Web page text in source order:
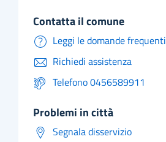
contatta il comune
Leggi le domande frequenti
Richiedi assistenza
Telefono 0456589911
problemi in città
Segnala disservizio